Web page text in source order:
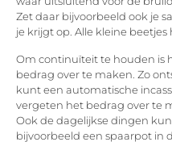
Zet daar bijvoorbeeld ook je
je krijgt op. Alle kleine beetjes
Om continuïteit te houden is
bedrag over te maken. Zo
kunt een automatische
vergeten het bedrag over te
Ook de dagelijkse dingen
bijvoorbeeld een spaarpot in